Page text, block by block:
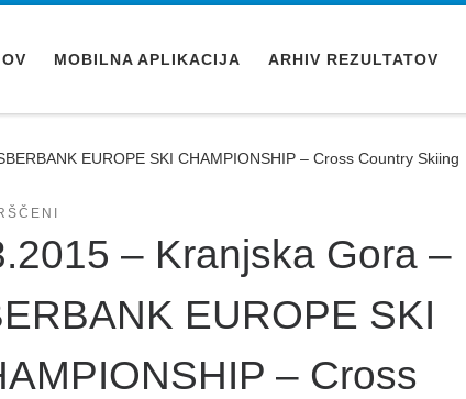
MOBILNA APLIKACIJA ARHIV REZULTATOV
EUROPE SKI CHAMPIONSHIP – Cross Country Skiing
– Kranjska Gora –
EUROPE SKI
– Cross